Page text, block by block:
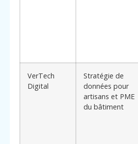
VerTech
Digital
Stratégie de
données pour
artisans et PME
du bâtiment